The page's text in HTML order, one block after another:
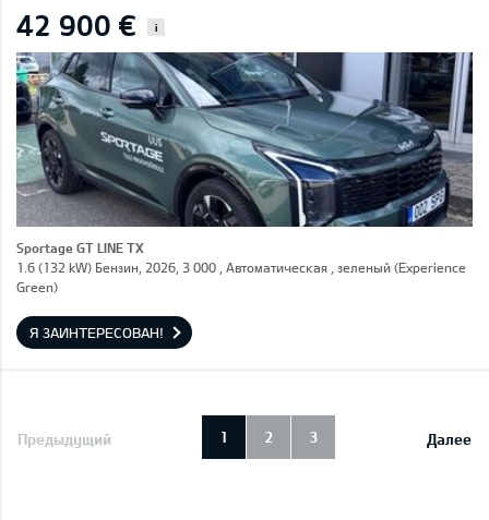
42 900 € i
Sportage GT LINE TX
1.6 (132 kW) Бензин, 2026, 3 000 , Автоматическая , зеленый (Experience
Green)
Я ЗАИНТЕРЕСОВАН!
Предыдущий Далее
1 2 3